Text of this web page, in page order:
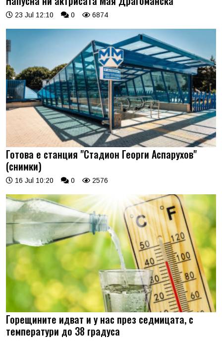
23 Jul 12:10 0 6874
Готова е станция "Стадион Георги Аспарухов"
(снимки)
16 Jul 10:20 0 2576
Горещините идват и у нас през седмицата, с
температури до 38 градуса